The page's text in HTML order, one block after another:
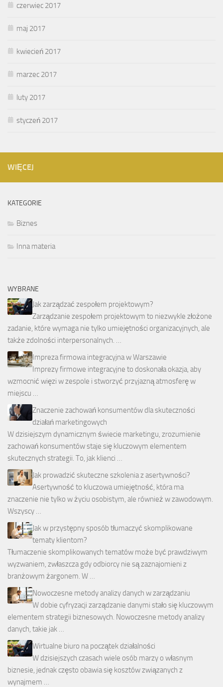
czerwiec 2017
maj 2017
kwiecień 2017
marzec 2017
luty 2017
styczeń 2017
WIĘCEJ
KATEGORIE
Biznes
Inna materia
WYBRANE
Jak zarządzać zespołem projektowym?
Zarządzanie zespołem projektowym to niezwykle złożone
zadanie, które wymaga nie tylko umiejętności organizacyjnych, ale
także zdolności interpersonalnych. …
Impreza firmowa integracyjna w Warszawie
Imprezy firmowe integracyjne to doskonała okazja, aby
wzmocnić więzi w zespole i stworzyć przyjazną atmosferę w
miejscu …
Znaczenie zachowań konsumentów dla skuteczności
działań marketingowych
W dzisiejszym dynamicznym świecie marketingu, zrozumienie
zachowań konsumentów staje się kluczowym elementem
skutecznych strategii. To, jak klienci …
Jak prowadzić skuteczne szkolenia z asertywności?
Asertywność to kluczowa umiejętność, która ma
znaczenie nie tylko w życiu osobistym, ale również w zawodowym.
Wszyscy …
Jak w przystępny sposób tłumaczyć skomplikowane
tematy klientom?
Tłumaczenie skomplikowanych tematów może być prawdziwym
wyzwaniem, zwłaszcza gdy odbiorcy nie są zaznajomieni z
branżowym żargonem. W …
Nowoczesne metody analizy danych w zarządzaniu
W dobie cyfryzacji zarządzanie danymi stało się kluczowym
elementem strategii biznesowych. Nowoczesne metody analizy
danych, takie jak …
Wirtualne biuro na początek działalności
W dzisiejszych czasach wiele osób marzy o własnym
biznesie, jednak często obawia się kosztów związanych z
wynajmem …